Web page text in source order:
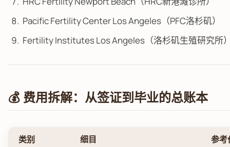
Pacific Fertility Center Los Angeles（PFC洛杉矶）
Fertility Institutes Los Angeles（洛杉矶生殖研究所
💰 费用拆解：从签证到毕业的总账本
类别 细目 参考